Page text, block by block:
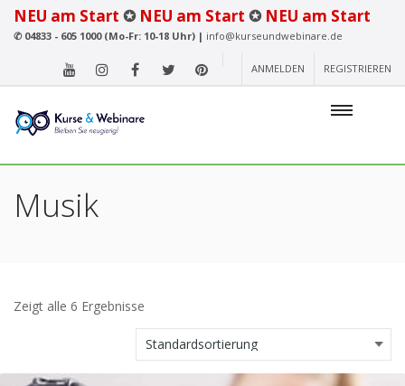
NEU am Start ✪ NEU am Start ✪ NEU am Start
✆04833 - 605 1000 (Mo-Fr: 10-18 Uhr) | info@kurseundwebinare.de
ANMELDEN REGISTRIEREN
Musik
Zeigt alle 6 Ergebnisse